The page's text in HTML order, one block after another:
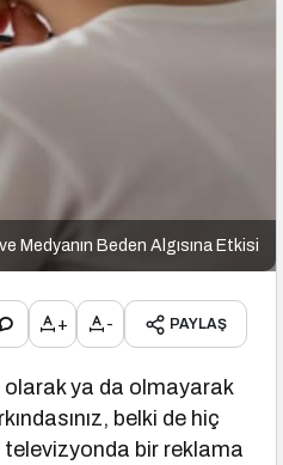
Medyanın Beden Algısına Etkisi
+ - PAYLAŞ
olarak ya da olmayarak
belki de hiç
televizyonda bir reklama